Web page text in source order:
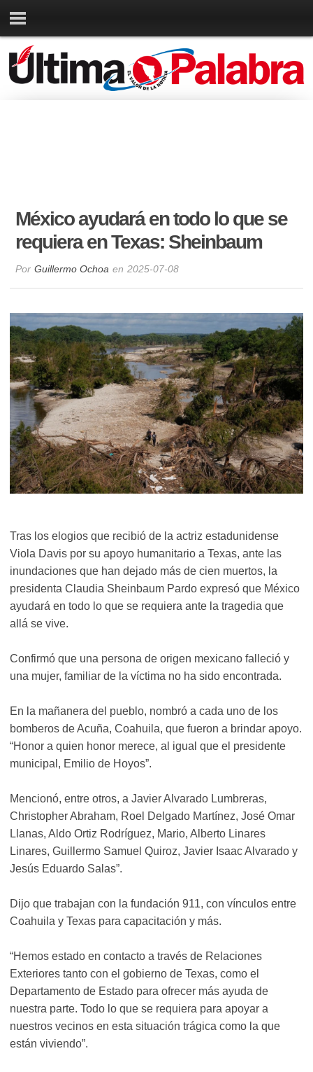
México ayudará en todo lo que se
requiera en Texas: Sheinbaum
Por Guillermo Ochoa en 2025-07-08
Tras los elogios que recibió de la actriz estadunidense
Viola Davis por su apoyo humanitario a Texas, ante las
inundaciones que han dejado más de cien muertos, la
presidenta Claudia Sheinbaum Pardo expresó que México
ayudará en todo lo que se requiera ante la tragedia que
allá se vive.
Confirmó que una persona de origen mexicano falleció y
una mujer, familiar de la víctima no ha sido encontrada.
En la mañanera del pueblo, nombró a cada uno de los
bomberos de Acuña, Coahuila, que fueron a brindar apoyo.
“Honor a quien honor merece, al igual que el presidente
municipal, Emilio de Hoyos”.
Mencionó, entre otros, a Javier Alvarado Lumbreras,
Christopher Abraham, Roel Delgado Martínez, José Omar
Llanas, Aldo Ortiz Rodríguez, Mario, Alberto Linares
Linares, Guillermo Samuel Quiroz, Javier Isaac Alvarado y
Jesús Eduardo Salas”.
Dijo que trabajan con la fundación 911, con vínculos entre
Coahuila y Texas para capacitación y más.
“Hemos estado en contacto a través de Relaciones
Exteriores tanto con el gobierno de Texas, como el
Departamento de Estado para ofrecer más ayuda de
nuestra parte. Todo lo que se requiera para apoyar a
nuestros vecinos en esta situación trágica como la que
están viviendo”.